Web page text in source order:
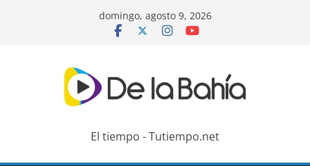
domingo, agosto 9, 2026
El tiempo - Tutiempo.net